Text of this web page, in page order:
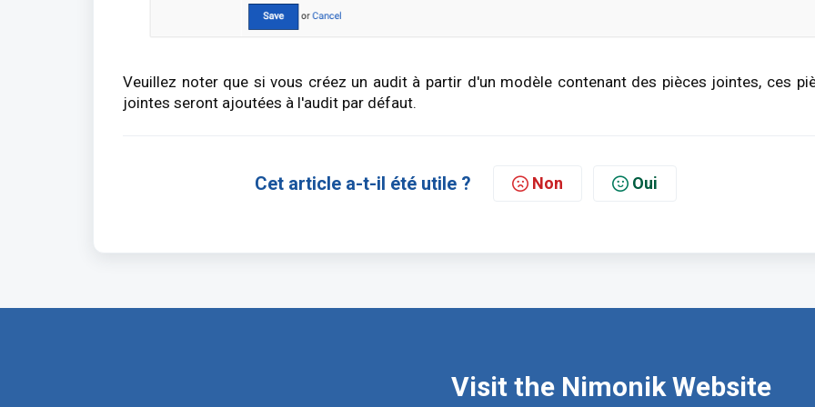
Veuillez noter que si vous créez un audit à partir d'un modèle contenant des pièces jointes, ces
jointes seront ajoutées à l'audit par défaut.
Cet article a-t-il été utile ? Non Oui
Visit the Nimonik Website